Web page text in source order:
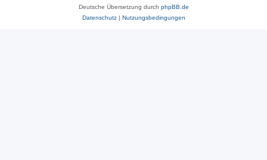
Deutsche Übersetzung durch phpBB.de
Datenschutz| Nutzungsbedingungen